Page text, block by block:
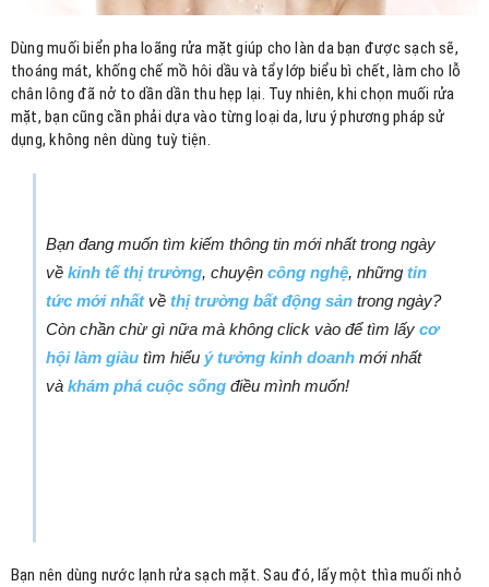
Dùng muối biển pha loãng rửa mặt giúp cho làn da bạn được sạch sẽ,
thoáng mát, khống chế mồ hôi dầu và tẩy lớp biểu bì chết, làm cho lỗ
chân lông đã nở to dần dần thu hẹp lại. Tuy nhiên, khi chọn muối rửa
mặt, bạn cũng cần phải dựa vào từng loại da, lưu ý phương pháp sử
dụng, không nên dùng tuỳ tiện.
Bạn đang muốn tìm kiếm thông tin mới nhất trong ngày
về kinh tế thị trường, chuyện công nghệ, những tin
tức mới nhất về thị trường bất động sản trong ngày?
Còn chần chừ gì nữa mà không click vào để tìm lấy cơ
hội làm giàu tìm hiểu ý tưởng kinh doanh mới nhất
và khám phá cuộc sống điều mình muốn!
Bạn nên dùng nước lạnh rửa sạch mặt. Sau đó, lấy một thìa muối nhỏ